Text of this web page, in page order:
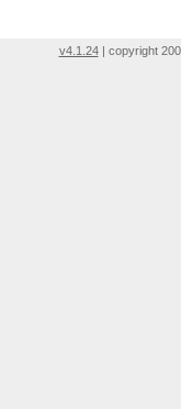
v4.1.24| copyright